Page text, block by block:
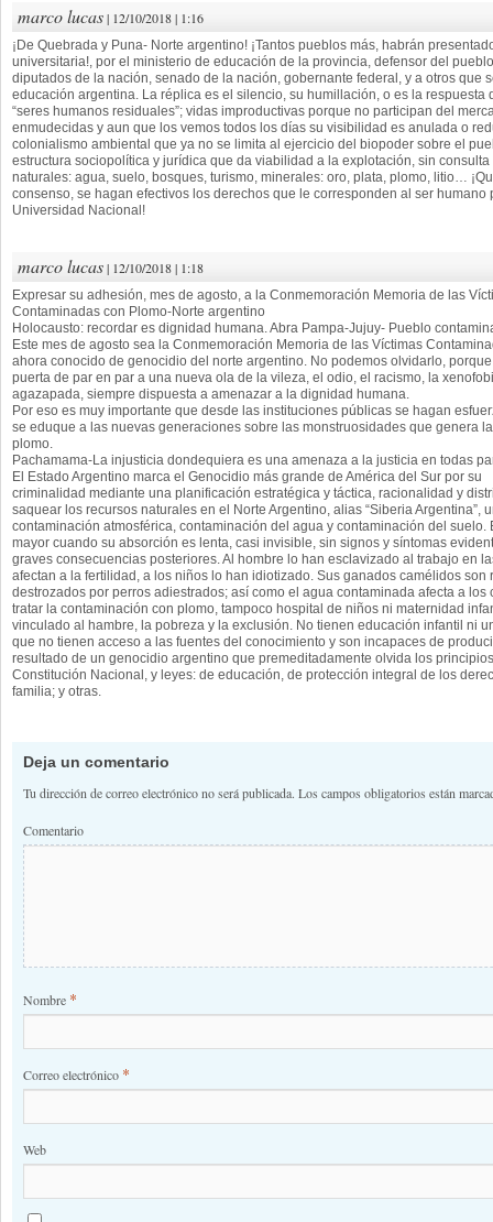
marco lucas| 12/10/2018 | 1:16
¡De Quebrada y Puna- Norte argentino! ¡Tantos pueblos más, habrán
universitaria!, por el ministerio de educación de la provincia, defensor del
diputados de la nación, senado de la nación, gobernante federal, y a otros que
educación argentina. La réplica es el silencio, su humillación, o es la respuesta
“seres humanos residuales”; vidas improductivas porque no participan del
enmudecidas y aun que los vemos todos los días su visibilidad es anulada o
colonialismo ambiental que ya no se limita al ejercicio del biopoder sobre el
estructura sociopolítica y jurídica que da viabilidad a la explotación, sin
naturales: agua, suelo, bosques, turismo, minerales: oro, plata, plomo, litio…
consenso, se hagan efectivos los derechos que le corresponden al ser humano
Universidad Nacional!
marco lucas| 12/10/2018 | 1:18
Expresar su adhesión, mes de agosto, a la Conmemoración Memoria de las
Contaminadas con Plomo-Norte argentino
Holocausto: recordar es dignidad humana. Abra Pampa-Jujuy- Pueblo
Este mes de agosto sea la Conmemoración Memoria de las Víctimas
ahora conocido de genocidio del norte argentino. No podemos olvidarlo,
puerta de par en par a una nueva ola de la vileza, el odio, el racismo, la
agazapada, siempre dispuesta a amenazar a la dignidad humana.
Por eso es muy importante que desde las instituciones públicas se hagan
se eduque a las nuevas generaciones sobre las monstruosidades que genera
plomo.
Pachamama-La injusticia dondequiera es una amenaza a la justicia en todas
El Estado Argentino marca el Genocidio más grande de América del Sur por su
criminalidad mediante una planificación estratégica y táctica, racionalidad y
saquear los recursos naturales en el Norte Argentino, alias “Siberia Argentina”,
contaminación atmosférica, contaminación del agua y contaminación del
mayor cuando su absorción es lenta, casi invisible, sin signos y síntomas
graves consecuencias posteriores. Al hombre lo han esclavizado al trabajo en
afectan a la fertilidad, a los niños lo han idiotizado. Sus ganados camélidos son
destrozados por perros adiestrados; así como el agua contaminada afecta a
tratar la contaminación con plomo, tampoco hospital de niños ni maternidad
vinculado al hambre, la pobreza y la exclusión. No tienen educación infantil ni
que no tienen acceso a las fuentes del conocimiento y son incapaces de
resultado de un genocidio argentino que premeditadamente olvida los
Constitución Nacional, y leyes: de educación, de protección integral de los
familia; y otras.
Deja un comentario
Tu dirección de correo electrónico no será publicada. Los campos obligatorios están
Comentario
Nombre *
Correo electrónico *
Web